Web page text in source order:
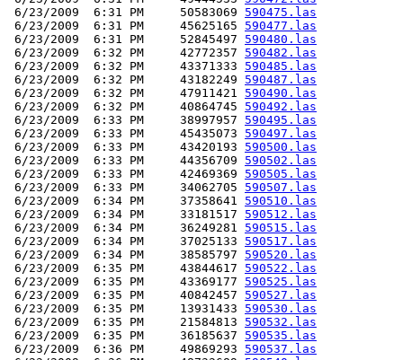
6/23/2009  6:31 PM     50583069 590475.las
6/23/2009  6:31 PM     45625165 590477.las
6/23/2009  6:31 PM     52845497 590480.las
6/23/2009  6:32 PM     42772357 590482.las
6/23/2009  6:32 PM     43371333 590485.las
6/23/2009  6:32 PM     43182249 590487.las
6/23/2009  6:32 PM     47911421 590490.las
6/23/2009  6:32 PM     40864745 590492.las
6/23/2009  6:33 PM     38997957 590495.las
6/23/2009  6:33 PM     45435073 590497.las
6/23/2009  6:33 PM     43420193 590500.las
6/23/2009  6:33 PM     44356709 590502.las
6/23/2009  6:33 PM     42469369 590505.las
6/23/2009  6:33 PM     34062705 590507.las
6/23/2009  6:34 PM     37358641 590510.las
6/23/2009  6:34 PM     33181517 590512.las
6/23/2009  6:34 PM     36249281 590515.las
6/23/2009  6:34 PM     37025133 590517.las
6/23/2009  6:34 PM     38585797 590520.las
6/23/2009  6:35 PM     43844617 590522.las
6/23/2009  6:35 PM     43369177 590525.las
6/23/2009  6:35 PM     40842457 590527.las
6/23/2009  6:35 PM     13931433 590530.las
6/23/2009  6:35 PM     21584813 590532.las
6/23/2009  6:35 PM     36185637 590535.las
6/23/2009  6:36 PM     49869293 590537.las